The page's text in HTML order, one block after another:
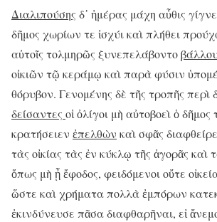
Διαλιπούσης δ᾽ ἡμέρας μάχη αὖθις
δῆμος χωρίων τε ἰσχύι καὶ πλήθει
αὐτοῖς τολμηρῶς ξυνεπελάβοντο
οἰκιῶν τῷ κεράμῳ καὶ παρὰ φύσιν
θόρυβον. Γενομένης δὲ τῆς τροπῆς περὶ
δείσαντες οἱ ὀλίγοι μὴ αὐτοβοεὶ ὁ
κρατήσειεν ἐπελθὼν καὶ σφᾶς
τὰς οἰκίας τὰς ἐν κύκλῳ τῆς ἀγορᾶς καὶ
ὅπως μὴ ᾖ ἔφοδος, φειδόμενοι οὔτε
ὥστε καὶ χρήματα πολλὰ ἐμπόρων
ἐκινδύνευσε πᾶσα διαφθαρῆναι, εἰ